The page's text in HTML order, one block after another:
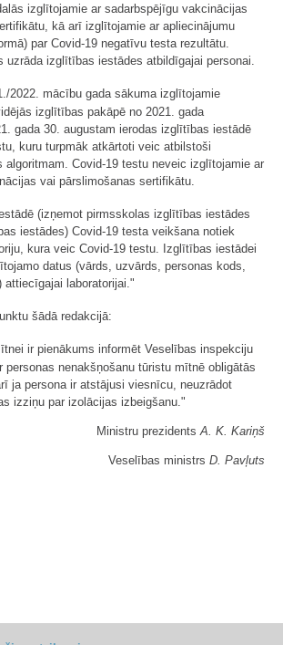
izglītojamie ar sadarbspējīgu vakcinācijas
kā arī izglītojamie ar apliecinājumu
par Covid-19 negatīvu testa rezultātu.
uzrāda izglītības iestādes atbildīgajai personai.
2022. mācību gada sākuma izglītojamie
izglītības pakāpē no 2021. gada
gada 30. augustam ierodas izglītības iestādē
kuru turpmāk atkārtoti veic atbilstoši
algoritmam. Covid-19 testu neveic izglītojamie ar
vai pārslimošanas sertifikātu.
(izņemot pirmsskolas izglītības iestādes
iestādes) Covid-19 testa veikšana notiek
kura veic Covid-19 testu. Izglītības iestādei
datus (vārds, uzvārds, personas kods,
attiecīgajai laboratorijai."
šādā redakcijā:
ir pienākums informēt Veselības inspekciju
personas nenakšņošanu tūristu mītnē obligātās
ja persona ir atstājusi viesnīcu, neuzrādot
izziņu par izolācijas izbeigšanu."
Ministru prezidents A. K. Kariņš
Veselības ministrs D. Pavļuts